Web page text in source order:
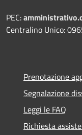
PEC:
Centralino Unico:
Prenotazione
Segnalazione
Leggi le FAQ
Richiesta